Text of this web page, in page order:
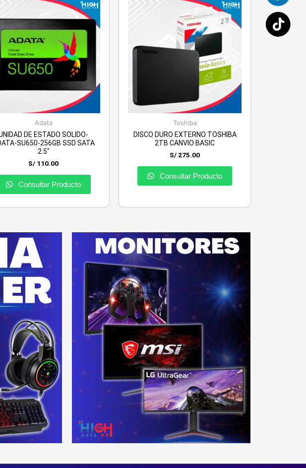
Adata
DE ESTADO SOLIDO-
SU650-256GB SSD SATA
2.5″
S/ 110.00
Consultar Producto
Toshiba
DISCO DURO EXTERNO TOSHIBA
2TB CANVIO BASIC
S/ 275.00
Consultar Producto